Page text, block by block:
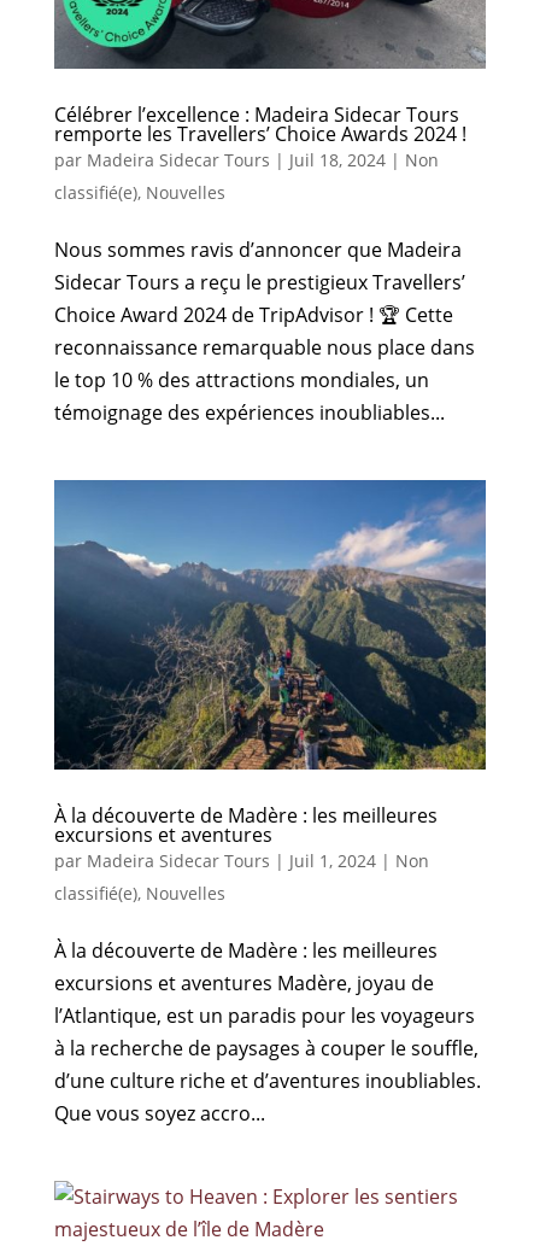
Célébrer l’excellence : Madeira Sidecar Tours
remporte les Travellers’ Choice Awards 2024 !
par Madeira Sidecar Tours | Juil 18, 2024| Non
classifié(e), Nouvelles
Nous sommes ravis d’annoncer que Madeira
Sidecar Tours a reçu le prestigieux Travellers’
Choice Award 2024 de TripAdvisor ! 🏆 Cette
reconnaissance remarquable nous place dans
le top 10 % des attractions mondiales, un
témoignage des expériences inoubliables...
À la découverte de Madère : les meilleures
excursions et aventures
par Madeira Sidecar Tours | Juil 1, 2024| Non
classifié(e), Nouvelles
À la découverte de Madère : les meilleures
excursions et aventures Madère, joyau de
l’Atlantique, est un paradis pour les voyageurs
à la recherche de paysages à couper le souffle,
d’une culture riche et d’aventures inoubliables.
Que vous soyez accro...